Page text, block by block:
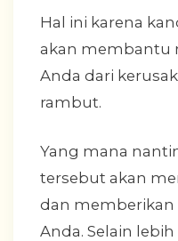
Hal ini karena
akan membantu
Anda dari
rambut.
Yang mana
tersebut akan
dan
Anda. Selain